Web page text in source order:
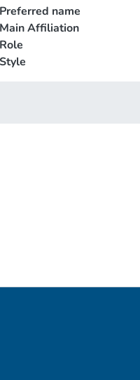
Preferred name
Main Affiliation
Role
Style